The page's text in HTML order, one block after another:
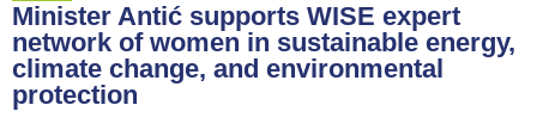
Minister Antić supports WISE expert
network of women in sustainable energy,
climate change, and environmental
protection